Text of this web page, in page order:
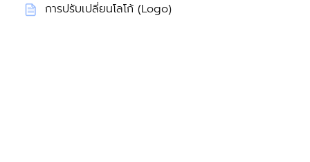
การปรับเปลี่ยนโลโก้ (Logo)